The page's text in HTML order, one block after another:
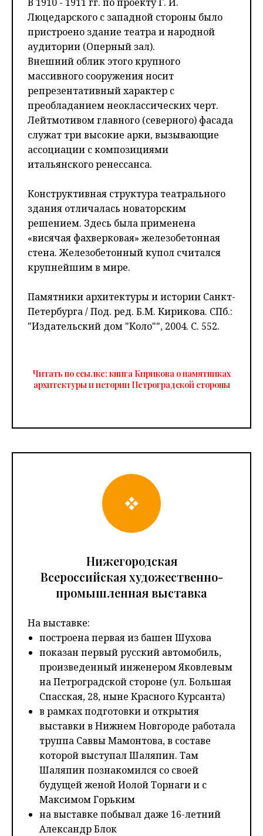
Люцедарского с западной стороны было
пристроено здание театра и народной
аудитории (Оперный зал).
Внешний облик этого крупного
массивного сооружения носит
репрезентативный характер с
преобладанием неоклассических черт.
Лейтмотивом главного (северного) фасада
служат три высокие арки, вызывающие
ассоциации с композициями
итальянского ренессанса.
Конструктивная структура театрального
здания отличалась новаторским
решением. Здесь была применена
«висячая фахверковая» железобетонная
стена. Железобетонный купол считался
крупнейшим в мире.
Памятники архитектуры и истории Санкт-
Петербурга / Под. ред. Б.М. Кирикова. СПб.:
"Издательский дом "Коло"", 2004. С. 552.
Читать по ссылке: книга Кирикова о памятниках
архитектуры и истории Петроградской стороны
Нижегородская
Всероссийская художественно-
промышленная выставка
На выставке:
построена первая из башен Шухова
показан первый русский автомобиль,
произведенный инженером Яковлевым
на Петроградской стороне (ул. Большая
Спасская, 28, ныне Красного Курсанта)
в рамках подготовки и открытия
выставки в Нижнем Новгороде работала
труппа Саввы Мамонтова, в составе
которой выступал Шаляпин. Там
Шаляпин познакомился со своей
будущей женой Иолой Торнаги и с
Максимом Горьким
на выставке побывал даже 16-летний
Александр Блок